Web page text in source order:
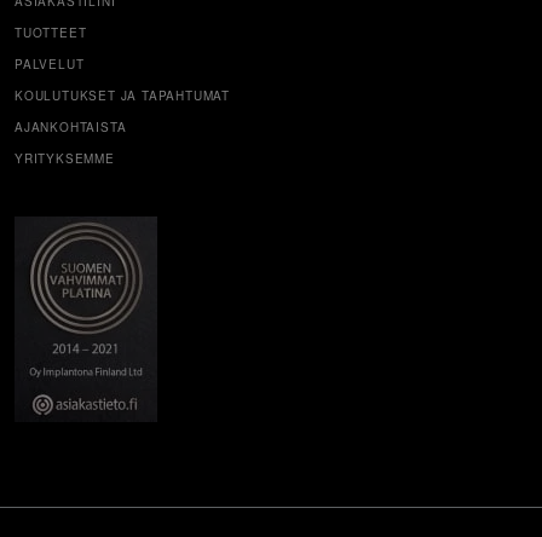
TUOTTEET
PALVELUT
KOULUTUKSET JA TAPAHTUMAT
AJANKOHTAISTA
YRITYKSEMME